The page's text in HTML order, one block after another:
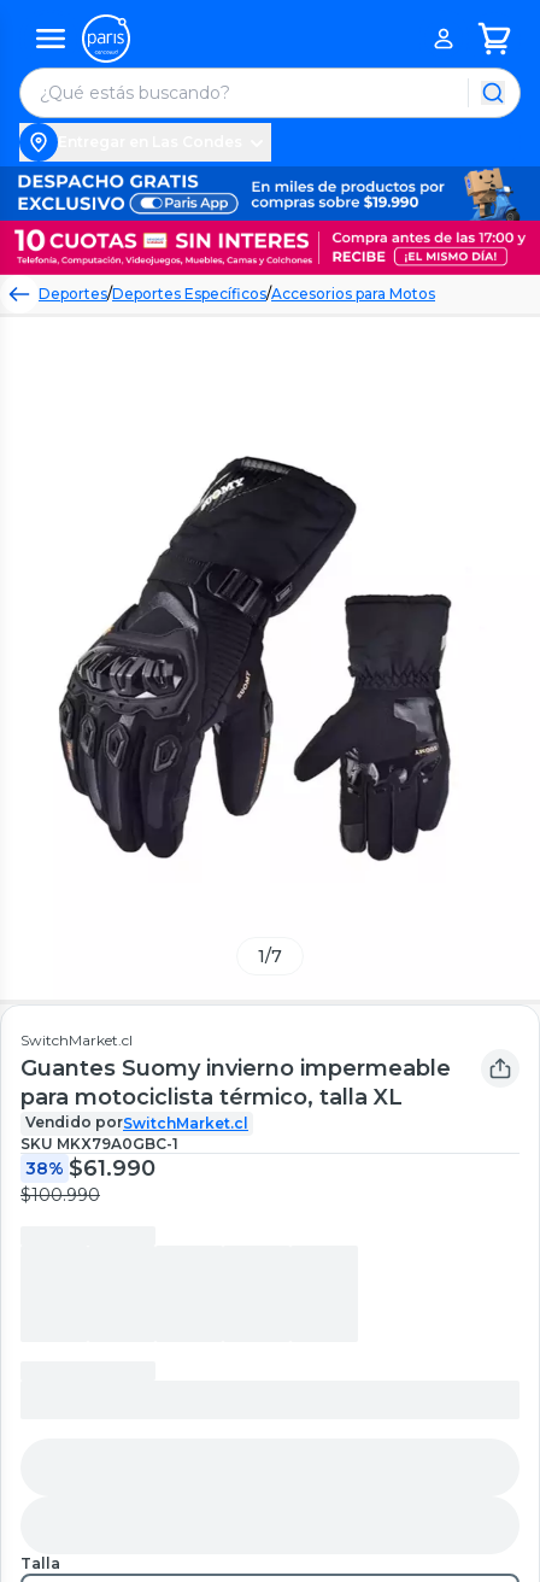
Deportes/Deportes Específicos/Accesorios para Motos
1/7
SwitchMarket.cl
Guantes Suomy invierno impermeable
para motociclista térmico, talla XL
Vendido porSwitchMarket.cl
SKU MKX79A0GBC-1
38% $61.990
$100.990
Talla